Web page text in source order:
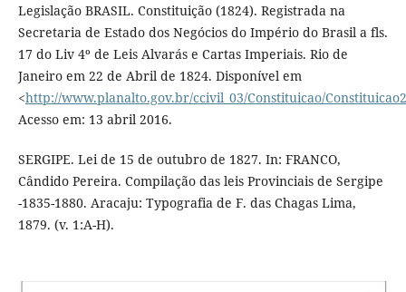
Legislação BRASIL. Constituição (1824). Registrada na
Secretaria de Estado dos Negócios do Império do Brasil a fls.
17 do Liv 4º de Leis Alvarás e Cartas Imperiais. Rio de
Janeiro em 22 de Abril de 1824. Disponível em
<http://www.planalto.gov.br/ccivil_03/Constituicao/
Acesso em: 13 abril 2016.
SERGIPE. Lei de 15 de outubro de 1827. In: FRANCO,
Cândido Pereira. Compilação das leis Provinciais de Sergipe
-1835-1880. Aracaju: Typografia de F. das Chagas Lima,
1879. (v. 1:A-H).